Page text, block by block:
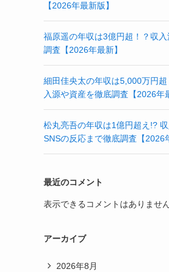
【2026年最新版】
福原遥の年収は3億円超！？収
調査【2026年最新】
細田佳央太の年収は5,000万円超
入源や資産を徹底調査【2026年
松丸亮吾の年収は1億円超え!? 収
SNSの反応まで徹底調査【2026
最近のコメント
表示できるコメントはありません
アーカイブ
2026年8月